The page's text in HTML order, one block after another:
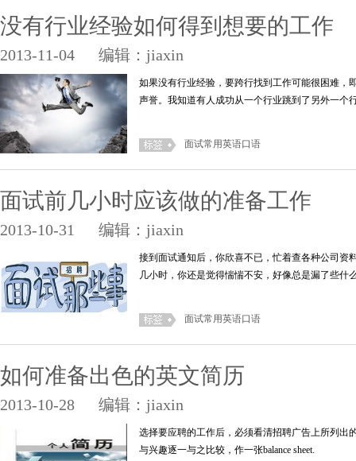
没有行业经验如何得到想要的工作
2013-11-04 编辑：jiaxin
如果没有行业经验，要跨行找到工作可能很困难，
声誉。我知道有人成功从一个行业跳到了另外一个
面试常用英语口语
面试前几小时应该做的准备工作
2013-10-31 编辑：jiaxin
接到面试通知后，你欣喜不已，忙着查各种公司资
几小时，你还是觉得惴惴不安，好像总是漏了些什
面试常用英语口语
如何准备出色的英文简历
2013-10-28 编辑：jiaxin
选择要应聘的工作后，必须看清招聘广告上所列出
与兴趣逐一与之比较，作一张balance sheet.